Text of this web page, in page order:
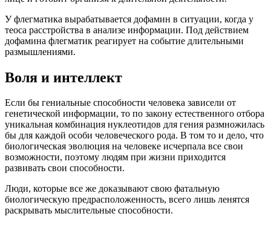
У флегматика вырабатывается дофамин в ситуации, когда у
теоса расстройства в анализе информации. Под действием
дофамина флегматик реагирует на событие длительными
размышлениями.
Воля и интеллект
Если бы гениальные способности человека зависели от
генетической информации, то по закону естественного отбора
уникальная комбинация нуклеотидов для гения размножилась
бы для каждой особи человеческого рода. В том то и дело, что
биологическая эволюция на человеке исчерпала все свои
возможности, поэтому людям при жизни приходится
развивать свои способности.
Люди, которые все же доказывают свою фатальную
биологическую предрасположенность, всего лишь ленятся
раскрывать мыслительные способности.